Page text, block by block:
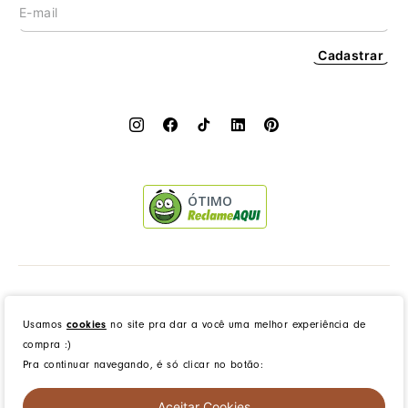
Usamos cookies no site pra dar a você uma melhor experiência de
compra :)
Pra continuar navegando, é só clicar no botão:
Cadastrar
ÓTIMO
created byCommerceGrowth| powered by